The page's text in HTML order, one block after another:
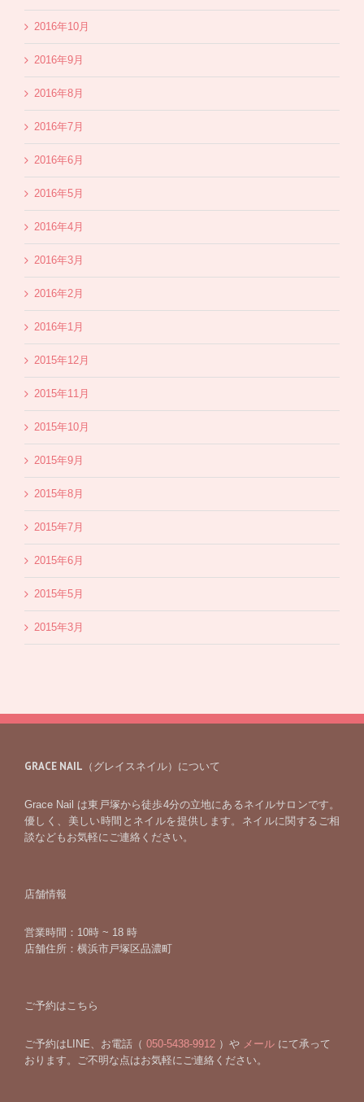
2016年10月
2016年9月
2016年8月
2016年7月
2016年6月
2016年5月
2016年4月
2016年3月
2016年2月
2016年1月
2015年12月
2015年11月
2015年10月
2015年9月
2015年8月
2015年7月
2015年6月
2015年5月
2015年3月
GRACE NAIL（グレイスネイル）について
Grace Nail は東戸塚から徒歩4分の立地にあるネイルサロンです。
優しく、美しい時間とネイルを提供します。ネイルに関するご相
談などもお気軽にご連絡ください。
店舗情報
営業時間：10時 ~ 18 時
店舗住所：横浜市戸塚区品濃町
ご予約はこちら
ご予約はLINE、お電話（ 050-5438-9912 ）や メール にて承って
おります。ご不明な点はお気軽にご連絡ください。